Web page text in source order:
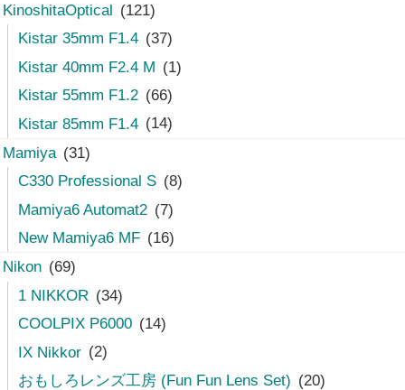
KinoshitaOptical (121)
Kistar 35mm F1.4 (37)
Kistar 40mm F2.4 M (1)
Kistar 55mm F1.2 (66)
Kistar 85mm F1.4 (14)
Mamiya (31)
C330 Professional S (8)
Mamiya6 Automat2 (7)
New Mamiya6 MF (16)
Nikon (69)
1 NIKKOR (34)
COOLPIX P6000 (14)
IX Nikkor (2)
おもしろレンズ工房 (Fun Fun Lens Set) (20)